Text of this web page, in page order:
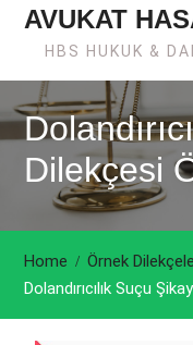
AVUKAT
HBS HUKUK &
Dilekçesi
Home
Örnek
Dolandırıcılık Suçu